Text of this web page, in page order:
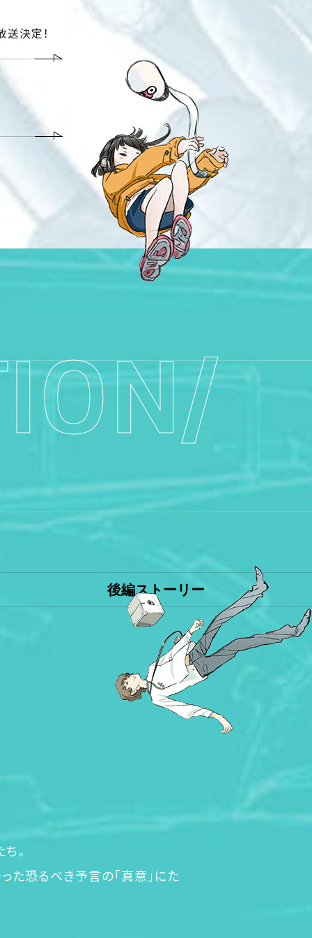
決定！
後編ストーリー
。
た恐るべき予言の「真意」にた
日本製宇宙ステーショ
地球への移住のため
行に地球からやって
EVA（宇宙遊泳）、